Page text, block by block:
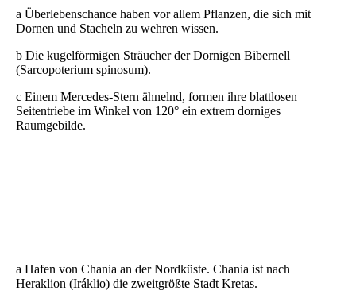
a Überlebenschance haben vor allem Pflanzen, die sich mit
Dornen und Stacheln zu wehren wissen.
b Die kugelförmigen Sträucher der Dornigen Bibernell
(Sarcopoterium spinosum).
c Einem Mercedes-Stern ähnelnd, formen ihre blattlosen
Seitentriebe im Winkel von 120° ein extrem dorniges
Raumgebilde.
a Hafen von Chania an der Nordküste. Chania ist nach
Heraklion (Iráklio) die zweitgrößte Stadt Kretas.